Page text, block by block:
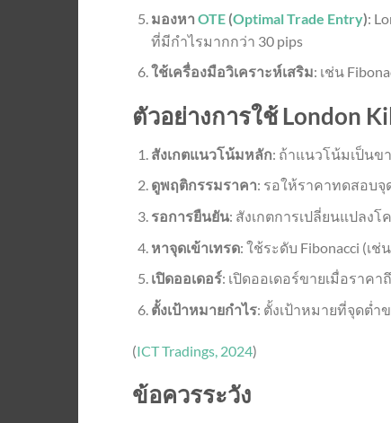
มองหา OTE(Optimal Trade Entry):
ที่มีกำไรมากกว่า 30 pips
ใช้เครื่องมือวิเคราะห์เสริม: เช่น
ตัวอย่างการใช้ London
สังเกตแนวโน้มหลัก: ถ้าแนวโน้มเป็นข
ดูพฤติกรรมราคา: รอให้ราคาทดสอบจุ
รอการยืนยัน: สังเกตการเปลี่ยนแปลงโ
หาจุดเข้าเทรด: ใช้ระดับ Fibonacci (เช่
เปิดออเดอร์: เปิดออเดอร์ขายเมื่อราคา
ตั้งเป้าหมายกำไร: ตั้งเป้าหมายที่จุดต่ำ
(ICT Tradings, 2024)
ข้อควรระวัง